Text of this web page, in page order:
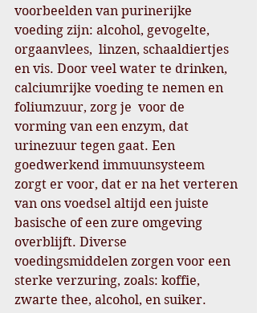
voorbeelden van purinerijke
voeding zijn: alcohol, gevogelte,
orgaanvlees,  linzen, schaaldiertjes
en vis. Door veel water te drinken,
calciumrijke voeding te nemen en
foliumzuur, zorg je  voor de
vorming van een enzym, dat
urinezuur tegen gaat. Een
goedwerkend immuunsysteem
zorgt er voor, dat er na het verteren
van ons voedsel altijd een juiste
basische of een zure omgeving
overblijft. Diverse
voedingsmiddelen zorgen voor een
sterke verzuring, zoals: koffie,
zwarte thee, alcohol, en suiker.